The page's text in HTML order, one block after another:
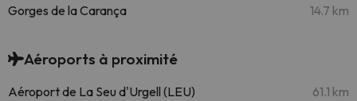
Gorges de la Carança 14.7 km
Aéroports à proximité
Aéroport de La Seu d'Urgell (LEU) 61.1 km